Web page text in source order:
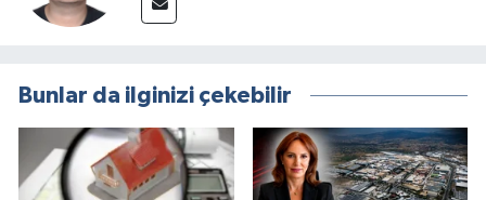
Bunlar da ilginizi çekebilir